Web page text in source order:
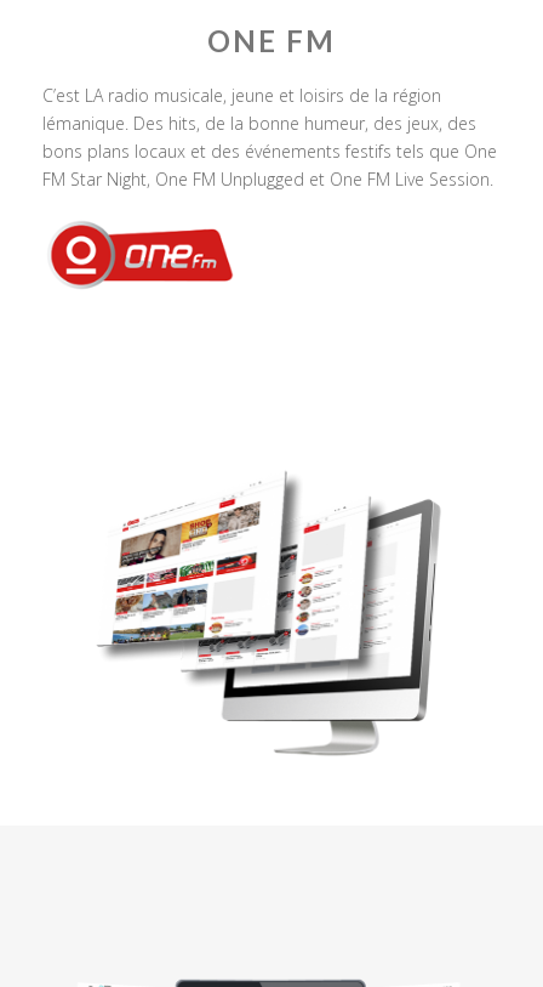
ONE FM
C’est LA radio musicale, jeune et loisirs de la région
lémanique. Des hits, de la bonne humeur, des jeux, des
bons plans locaux et des événements festifs tels que One
FM Star Night, One FM Unplugged et One FM Live Session.